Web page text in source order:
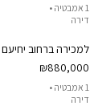
1 אמבטיה •
דירה
למכירה ברחוב יחיעם דירת
₪880,000
1 אמבטיה •
דירה